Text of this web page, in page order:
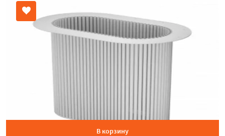
В корзину